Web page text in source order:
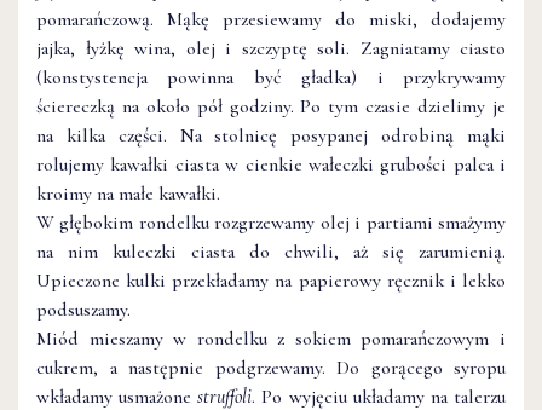
pomarańczową. Mąkę przesiewamy do miski, dodajemy
jajka, łyżkę wina, olej i szczyptę soli. Zagniatamy ciasto
(konstystencja powinna być gładka) i przykrywamy
ściereczką na około pół godziny. Po tym czasie dzielimy je
na kilka części. Na stolnicę posypanej odrobiną mąki
rolujemy kawałki ciasta w cienkie wałeczki grubości palca i
kroimy na małe kawałki.
W głębokim rondelku rozgrzewamy olej i partiami smażymy
na nim kuleczki ciasta do chwili, aż się zarumienią.
Upieczone kulki przekładamy na papierowy ręcznik i lekko
podsuszamy.
Miód mieszamy w rondelku z sokiem pomarańczowym i
cukrem, a następnie podgrzewamy. Do gorącego syropu
wkładamy usmażonestruffoli. Po wyjęciu układamy na talerzu